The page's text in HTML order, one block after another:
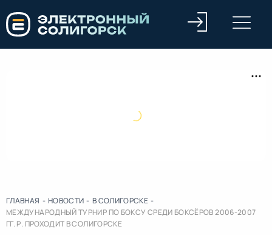
ГЛАВНАЯ - НОВОСТИ - В СОЛИГОРСКЕ -
МЕЖДУНАРОДНЫЙ ТУРНИР ПО БОКСУ СРЕДИ БОКСЁРОВ 2006-2007
ГГ. Р. ПРОХОДИТ В СОЛИГОРСКЕ